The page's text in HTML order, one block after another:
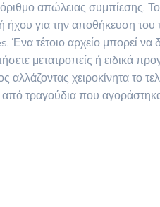
απώλειας συμπίεσης.
για την αποθήκευση του
τέτοιο αρχείο μπορεί να
μετατροπείς ή ειδικά
χειροκίνητα το
από τραγούδια που